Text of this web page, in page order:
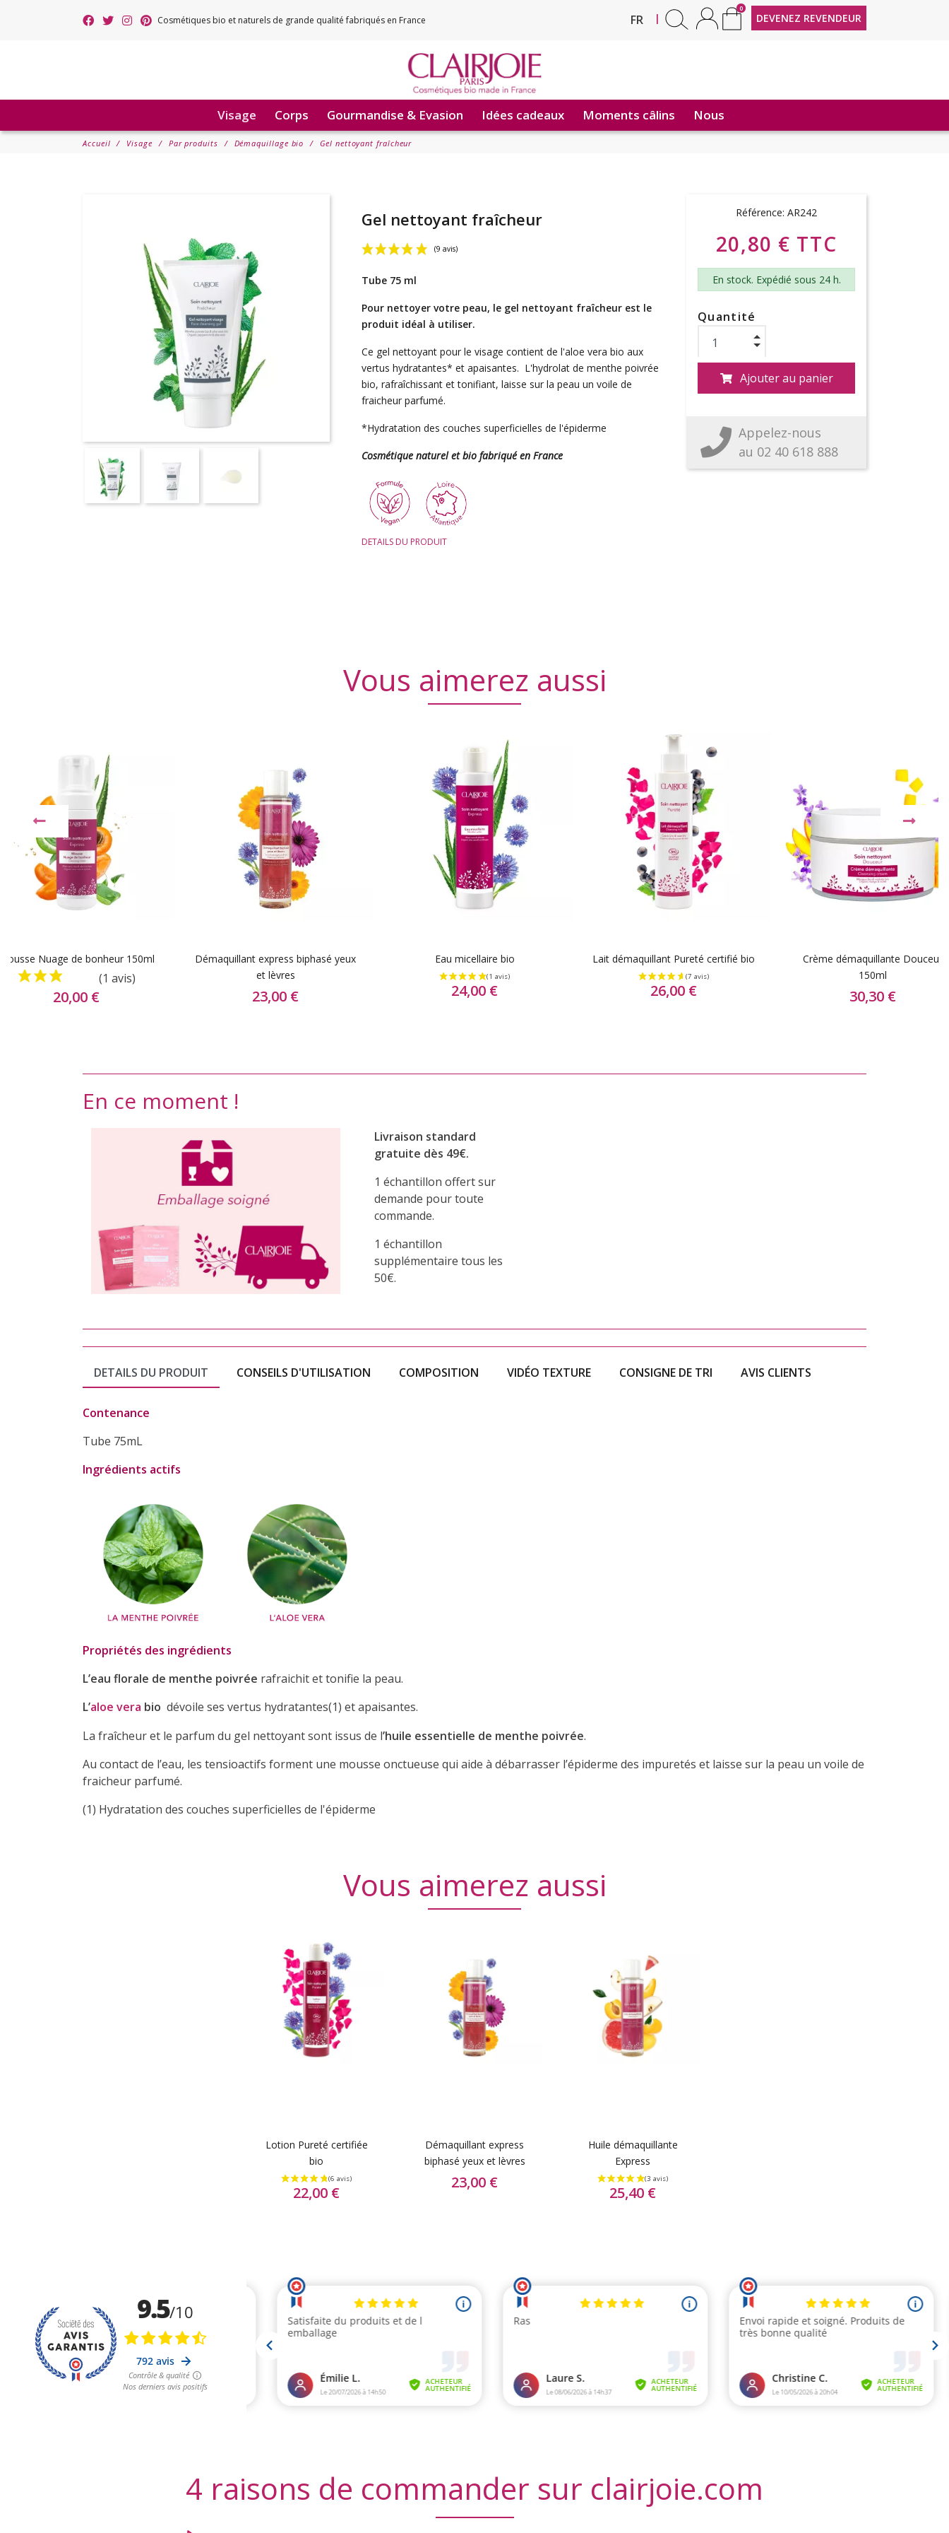
Cosmétiques bio et naturels de grande qualité fabriqués en France FR
EN |
0
DEVENEZ REVENDEUR
Visage Corps Gourmandise & Evasion Idées cadeaux Moments câlins Nous
Accueil Visage Par produits Démaquillage bio Gel nettoyant fraîcheur
Gel nettoyant fraîcheur
Tube 75 ml
Pour nettoyer votre peau, le gel nettoyant fraîcheur est le
produit idéal à utiliser.
Ce gel nettoyant pour le visage contient de l'aloe vera bio aux
vertus hydratantes* et apaisantes. L'hydrolat de menthe poivrée
bio, rafraîchissant et tonifiant, laisse sur la peau un voile de
fraicheur parfumé.
*Hydratation des couches superficielles de l'épiderme
Cosmétique naturel et bio fabriqué en France
DETAILS DU PRODUIT
Référence: AR242
20,80 € TTC
En stock. Expédié sous 24 h.
Quantité
Ajouter au panier
Appelez-nous
au 02 40 618 888
Vous aimerez aussi
Nuage de bonheur 150ml
(1 avis)
20,00 €
Démaquillant express biphasé yeux
et lèvres
23,00 €
Eau micellaire bio
24,00 €
Lait démaquillant Pureté certifié bio
26,00 €
Crème démaquillante Douceur
150ml
30,30 €
En ce moment !
Livraison standard
gratuite dès 49€.
1 échantillon offert sur
demande pour toute
commande.
1 échantillon
supplémentaire tous les
50€.
DETAILS DU PRODUIT CONSEILS D'UTILISATION COMPOSITION VIDÉO TEXTURE CONSIGNE DE TRI AVIS CLIENTS
Contenance
Tube 75mL
Ingrédients actifs
Propriétés des ingrédients
L’eau florale de menthe poivrée rafraichit et tonifie la peau.
L’aloe vera bio dévoile ses vertus hydratantes(1) et apaisantes.
La fraîcheur et le parfum du gel nettoyant sont issus de l’huile essentielle de menthe poivrée.
Au contact de l’eau, les tensioactifs forment une mousse onctueuse qui aide à débarrasser l’épiderme des impuretés et laisse sur la peau un voile de
fraicheur parfumé.
(1) Hydratation des couches superficielles de l'épiderme
Vous aimerez aussi
Lotion Pureté certifiée
bio
22,00 €
Démaquillant express
biphasé yeux et lèvres
23,00 €
Huile démaquillante
Express
25,40 €
4 raisons de commander sur clairjoie.com